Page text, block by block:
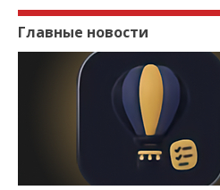
Главные новости